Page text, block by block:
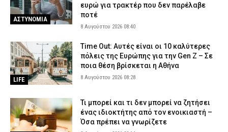
ΑΣΤΥΝΟΜΙΑ
ευρώ για τρακτέρ που δεν παρέλαβε
ποτέ
8 Αυγούστου 2026 08:40
LIFE
Time Out: Αυτές είναι οι 10 καλύτερες
πόλεις της Ευρώπης για την Gen Z – Σε
ποια θέση βρίσκεται η Αθήνα
8 Αυγούστου 2026 08:28
Τι μπορεί και τι δεν μπορεί να ζητήσει
ένας ιδιοκτήτης από τον ενοικιαστή –
Όσα πρέπει να γνωρίζετε